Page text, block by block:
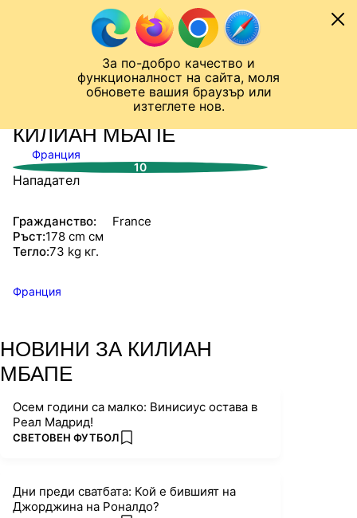
За по-добро качество и
функционалност на сайта, моля
обновете вашия браузър или
изтеглете нов.
Към съдържанието
Лига на Конференциите
СТАТИСТИКИ
КИЛИАН МБАПЕ
Франция
10
Нападател
Гражданство:
France
Ръст:178 cm см
Тегло:73 kg кг.
Франция
НОВИНИ ЗА КИЛИАН
МБАПЕ
Осем години са малко: Винисиус остава в
Реал Мадрид!
ПОВЕЧЕ ОТ
СВЕТОВЕН ФУТБОЛ add favorites
Дни преди сватбата: Кой е бившият на
Джорджина на Роналдо?